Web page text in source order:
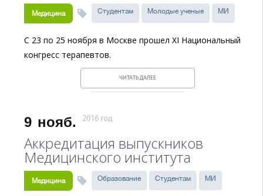
Медицина Студентам Молодые ученые МИ
С 23 по 25 ноября в Москве прошел XI Национальный
конгресс терапевтов.
ЧИТАТЬ ДАЛЕЕ
9 нояб. 2016 год
Аккредитация выпускников
Медицинского института
Медицина Образование Студентам МИ